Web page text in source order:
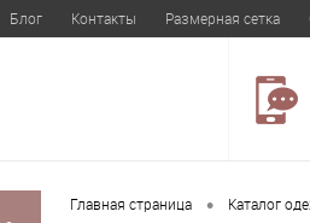
Блог Контакты Размерная сетка
Главная страница • Каталог